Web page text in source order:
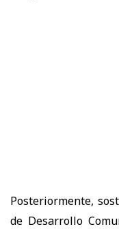
Posteriormente,
de Desarrollo